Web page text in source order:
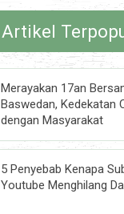
Artikel
Merayakan 17an
Baswedan, Kedekatan
dengan Masyarakat
5 Penyebab Kenapa
Youtube Menghilang